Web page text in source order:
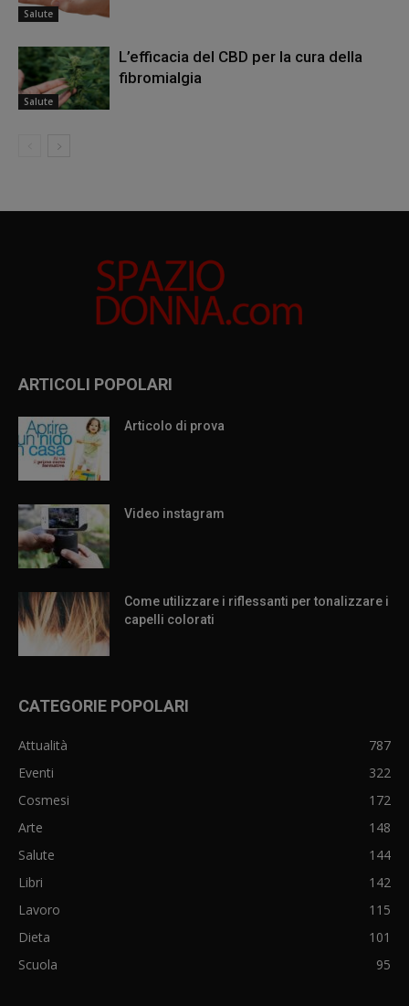
Salute
Salute
L’efficacia del CBD per la cura della
fibromialgia
ARTICOLI POPOLARI
Articolo di prova
Video instagram
Come utilizzare i riflessanti per tonalizzare i
capelli colorati
CATEGORIE POPOLARI
Attualità
787
Eventi
322
Cosmesi
172
Arte
148
Salute
144
Libri
142
Lavoro
115
Dieta
101
Scuola
95